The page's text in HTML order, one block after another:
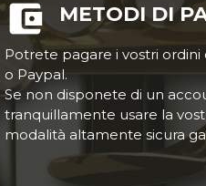
METODI DI
Potrete pagare i vostri
o Paypal.
Se non disponete di un
tranquillamente usare la
modalità altamente sicura